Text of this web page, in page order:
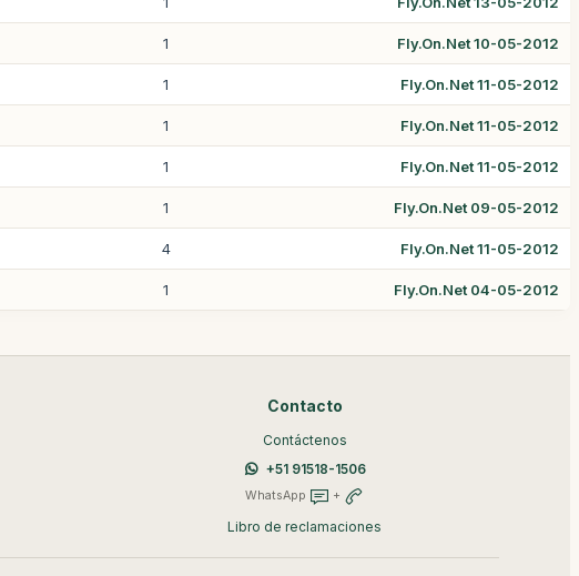
1 Fly.On.Net 10-05-2012
1 Fly.On.Net 11-05-2012
1 Fly.On.Net 11-05-2012
1 Fly.On.Net 11-05-2012
1 Fly.On.Net 09-05-2012
4 Fly.On.Net 11-05-2012
1 Fly.On.Net 04-05-2012
Contacto
Contáctenos
+51 91518-1506
WhatsApp +
Libro de reclamaciones